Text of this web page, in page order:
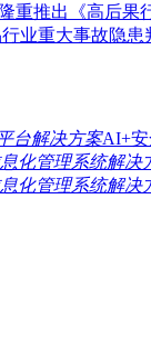
重推出《高后果
业重大事故隐
AI+安